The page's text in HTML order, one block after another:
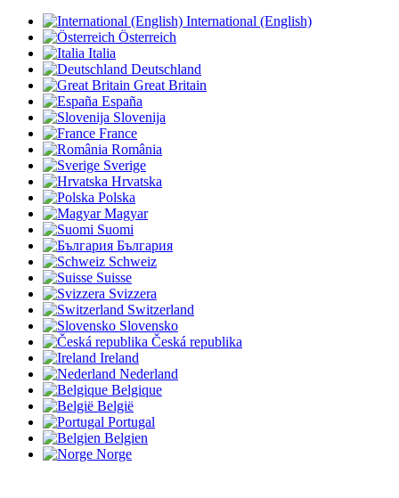
International (English)
Österreich
Italia
Deutschland
Great Britain
España
Slovenija
France
România
Sverige
Hrvatska
Polska
Magyar
Suomi
България
Schweiz
Suisse
Svizzera
Switzerland
Slovensko
Česká republika
Ireland
Nederland
Belgique
België
Portugal
Belgien
Norge